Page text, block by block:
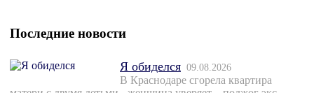
Последние новости
Я обиделся 09.08.2026
В Краснодаре сгорела квартира